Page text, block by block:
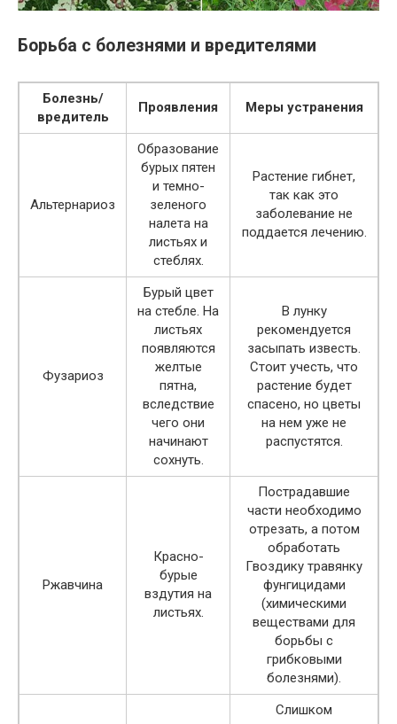
Борьба с болезнями и вредителями
Болезнь/
вредитель
Проявления Меры устранения
Альтернариоз
Образование
бурых пятен
и темно-
зеленого
налета на
листьях и
стеблях.
Растение гибнет,
так как это
заболевание не
поддается лечению.
Фузариоз
Бурый цвет
на стебле. На
листьях
появляются
желтые
пятна,
вследствие
чего они
начинают
сохнуть.
В лунку
рекомендуется
засыпать известь.
Стоит учесть, что
растение будет
спасено, но цветы
на нем уже не
распустятся.
Ржавчина
Красно-
бурые
вздутия на
листьях.
Пострадавшие
части необходимо
отрезать, а потом
обработать
Гвоздику травянку
фунгицидами
(химическими
веществами для
борьбы с
грибковыми
болезнями).
Слишком